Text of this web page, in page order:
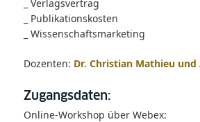
_ Verlagsvertrag
_ Publikationskosten
_ Wissenschaftsmarketing
Dozenten: Dr. Christian Mathieu und
Zugangsdaten:
Online-Workshop über Webex: